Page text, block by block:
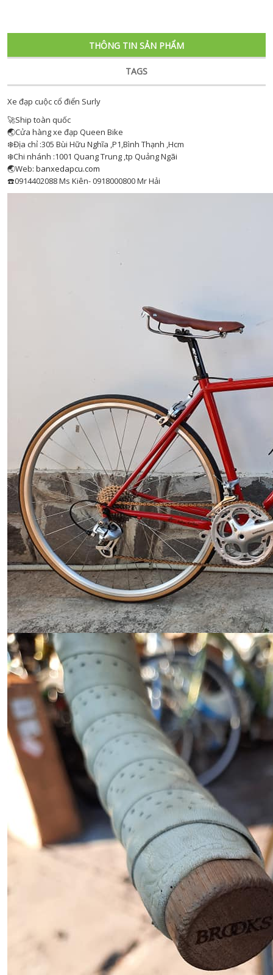
THÔNG TIN SẢN PHẨM
TAGS
Xe đạp cuộc cổ điển Surly
🚀Ship toàn quốc
🌏Cửa hàng xe đạp Queen Bike
❄️Địa chỉ :305 Bùi Hữu Nghĩa ,P1,Bình Thạnh ,Hcm
❄️Chi nhánh :1001 Quang Trung ,tp Quảng Ngãi
🌏Web: banxedapcu.com
☎️0914402088 Ms Kiên- 0918000800 Mr Hải